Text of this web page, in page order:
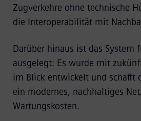
Zugverkehre ohne technische
die Interoperabilität mit
Darüber hinaus ist das System
ausgelegt: Es wurde mit
im Blick entwickelt und schafft
ein modernes, nachhaltiges
Wartungskosten.